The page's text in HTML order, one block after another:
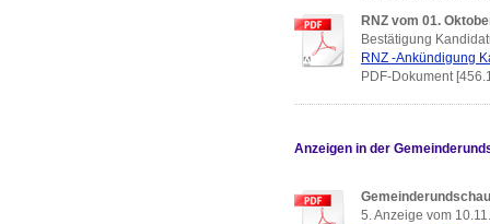
RNZ vom 01.
Bestätigung
RNZ -Ankündigung
PDF-Dokument
Anzeigen in der
5. Anzeige vom